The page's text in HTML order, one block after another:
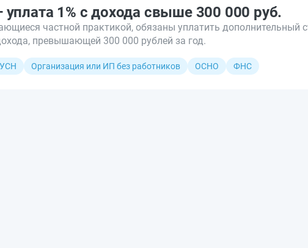
1% с дохода свыше 300 000 руб.
частной практикой, обязаны уплатить дополнительный
превышающей 300 000 рублей за год.
Организация или ИП без работников ОСНО ФНС